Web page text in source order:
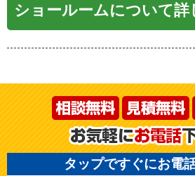
ショールームについて詳
タップですぐにお電